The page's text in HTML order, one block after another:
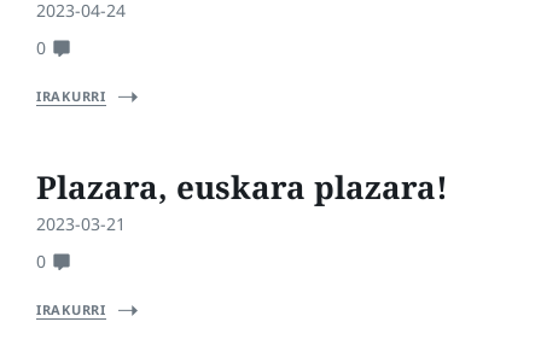
2023-04-24
0
IRAKURRI
Plazara, euskara plazara!
2023-03-21
0
IRAKURRI